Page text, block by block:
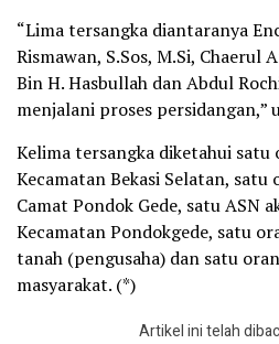
“Lima tersangka diantaranya
Rismawan, S.Sos, M.Si, Chaerul
Bin H. Hasbullah dan Abdul
menjalani proses persidangan,”
Kelima tersangka diketahui satu
Kecamatan Bekasi Selatan,
Camat Pondok Gede, satu ASN
Kecamatan Pondokgede, satu
tanah (pengusaha) dan satu
masyarakat. (*)
Artikel ini telah